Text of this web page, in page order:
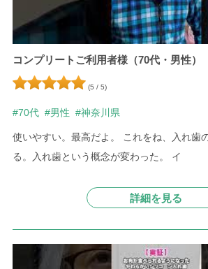
コンプリートご利用者様（70代・男性）
(5 / 5)
#70代 #男性 #神奈川県
使いやすい。最高だよ。 これをね、入れ歯
る。入れ歯という概念が変わった。 イ
詳細を見る